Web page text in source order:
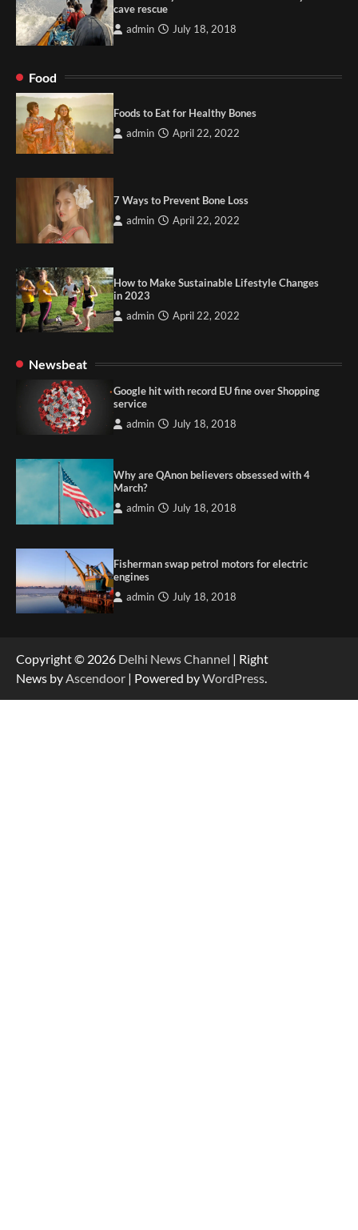
cave rescue
admin July 18, 2018
Food
Foods to Eat for Healthy Bones
admin April 22, 2022
7 Ways to Prevent Bone Loss
admin April 22, 2022
How to Make Sustainable Lifestyle Changes
in 2023
admin April 22, 2022
Newsbeat
Google hit with record EU fine over Shopping
service
admin July 18, 2018
Why are QAnon believers obsessed with 4
March?
admin July 18, 2018
Fisherman swap petrol motors for electric
engines
admin July 18, 2018
Copyright © 2026 Delhi News Channel | Right
News byAscendoor | Powered byWordPress.